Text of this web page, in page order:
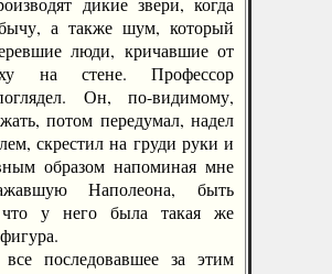
а также шум, который
люди, кричавшие от
на стене. Профессор
Он, по-видимому,
потом передумал, надел
скрестил на груди руки и
образом напоминая мне
Наполеона, быть
у него была такая же
за этим